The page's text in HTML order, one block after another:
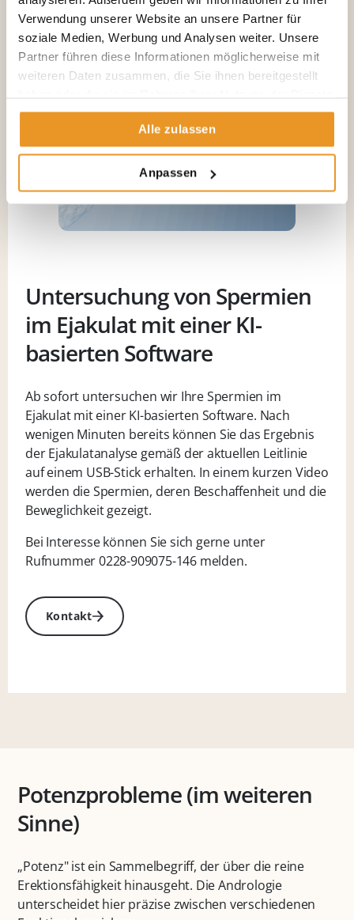
Verwendung unserer Website an unsere Partner für
soziale Medien, Werbung und Analysen weiter. Unsere
Partner führen diese Informationen möglicherweise mit
weiteren Daten zusammen, die Sie ihnen bereitgestellt
gesammelt haben.
Alle zulassen
Anpassen
Untersuchung von Spermien
im Ejakulat mit einer KI-
basierten Software
Ab sofort untersuchen wir Ihre Spermien im
Ejakulat mit einer KI-basierten Software. Nach
wenigen Minuten bereits können Sie das Ergebnis
der Ejakulatanalyse gemäß der aktuellen Leitlinie
auf einem USB-Stick erhalten. In einem kurzen Video
werden die Spermien, deren Beschaffenheit und die
Beweglichkeit gezeigt.
Bei Interesse können Sie sich gerne unter
Rufnummer 0228-909075-146 melden.
Kontakt
Potenzprobleme (im weiteren
Sinne)
„Potenz" ist ein Sammelbegriff, der über die reine
Erektionsfähigkeit hinausgeht. Die Andrologie
unterscheidet hier präzise zwischen verschiedenen